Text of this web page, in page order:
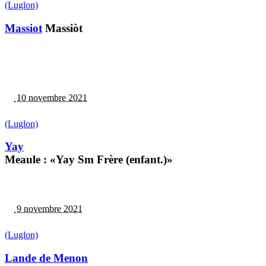
(Luglon)
Massiot Massiòt
10 novembre 2021
(Luglon)
Yay
Meaule : «Yay Sm Frère (enfant.)»
9 novembre 2021
(Luglon)
Lande de Menon